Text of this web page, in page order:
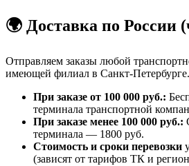
🌍 Доставка по России
Отправляем заказы любой
имеющей филиал в Санкт-Петербурге.
При заказе от 100 000 руб.:
терминала транспортной
При заказе менее 100 000 руб.:
терминала — 1800 руб.
Стоимость и сроки перевозки
(зависят от тарифов ТК и